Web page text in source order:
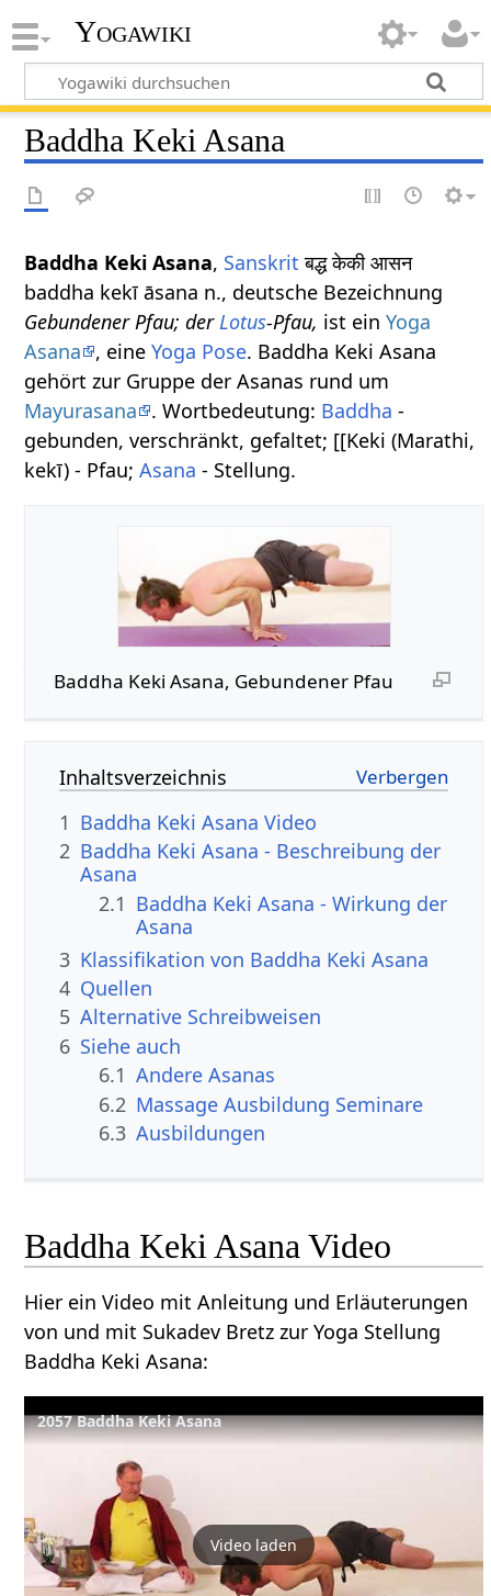
Yogawiki
Baddha Keki Asana
Baddha Keki Asana, Sanskrit बद्ध केकी आसन
baddha kekī āsana n., deutsche Bezeichnung
Gebundener Pfau; derLotus-Pfau, ist einYoga
Asana
, eineYoga Pose. Baddha Keki Asana
gehört zur Gruppe der Asanas rund um
Mayurasana
. Wortbedeutung: Baddha -
gebunden, verschränkt, gefaltet; [[Keki (Marathi,
kekī) - Pfau;Asana - Stellung.
Baddha Keki Asana, Gebundener Pfau
Inhaltsverzeichnis
1 Baddha Keki Asana Video
2 Baddha Keki Asana - Beschreibung der
Asana
2.1 Baddha Keki Asana - Wirkung der
Asana
3 Klassifikation von Baddha Keki Asana
4 Quellen
5 Alternative Schreibweisen
6 Siehe auch
6.1 Andere Asanas
6.2 Massage Ausbildung Seminare
6.3 Ausbildungen
Baddha Keki Asana Video
Hier ein Video mit Anleitung und Erläuterungen
von und mit Sukadev Bretz zur Yoga Stellung
Baddha Keki Asana:
2057 Baddha Keki Asana
Video laden